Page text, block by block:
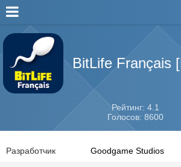
BitLife
Рейтинг: 4.1
Голосов: 8600
Разработчик Goodgame Studios